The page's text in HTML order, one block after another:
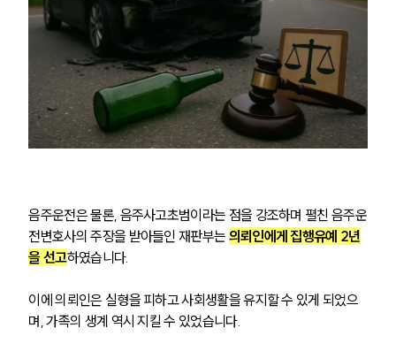
팀소개
음주운전은 물론, 음주사고초범이라는 점을 강조하며 펼친 음주운
전변호사의 주장을 받아들인 재판부는 의뢰인에게 집행유예 2년
을 선고하였습니다.
이에 의뢰인은 실형을 피하고 사회생활을 유지할 수 있게 되었으
며, 가족의 생계 역시 지킬 수 있었습니다.